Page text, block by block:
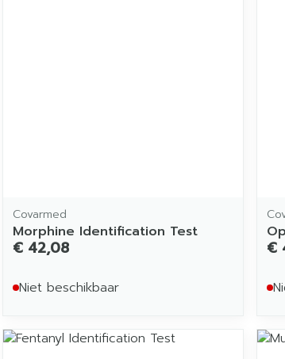
Covarmed
Morphine Identification Test
€ 42,08
Niet beschikbaar
€